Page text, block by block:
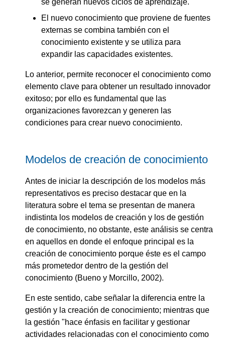
El nuevo conocimiento que proviene de fuentes
externas se combina también con el
conocimiento existente y se utiliza para
expandir las capacidades existentes.
Lo anterior, permite reconocer el conocimiento como
elemento clave para obtener un resultado innovador
exitoso; por ello es fundamental que las
organizaciones favorezcan y generen las
condiciones para crear nuevo conocimiento.
Modelos de creación de conocimiento
Antes de iniciar la descripción de los modelos más
representativos es preciso destacar que en la
literatura sobre el tema se presentan de manera
indistinta los modelos de creación y los de gestión
de conocimiento, no obstante, este análisis se centra
en aquellos en donde el enfoque principal es la
creación de conocimiento porque éste es el campo
más prometedor dentro de la gestión del
conocimiento (Bueno y Morcillo, 2002).
En este sentido, cabe señalar la diferencia entre la
gestión y la creación de conocimiento; mientras que
la gestión "hace énfasis en facilitar y gestionar
actividades relacionadas con el conocimiento como